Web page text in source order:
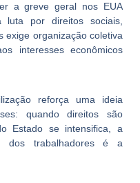
a greve geral nos EUA
por direitos sociais,
exige organização coletiva
interesses econômicos
reforça uma ideia
quando direitos são
Estado se intensifica, a
dos trabalhadores é a